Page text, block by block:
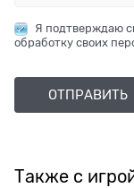
Я подтверждаю
обработку своих
Также с